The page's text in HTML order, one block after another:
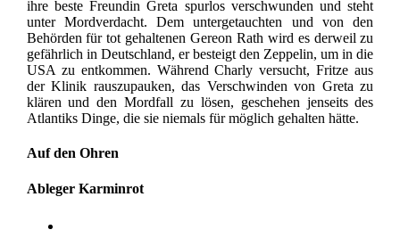
ihre beste Freundin Greta spurlos verschwunden und steht
unter Mordverdacht. Dem untergetauchten und von den
Behörden für tot gehaltenen Gereon Rath wird es derweil zu
gefährlich in Deutschland, er besteigt den Zeppelin, um in die
USA zu entkommen. Während Charly versucht, Fritze aus
der Klinik rauszupauken, das Verschwinden von Greta zu
klären und den Mordfall zu lösen, geschehen jenseits des
Atlantiks Dinge, die sie niemals für möglich gehalten hätte.
Auf den Ohren
Ableger Karminrot